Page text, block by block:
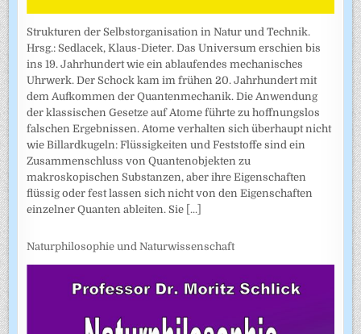
Strukturen der Selbstorganisation in Natur und Technik.
Hrsg.: Sedlacek, Klaus-Dieter. Das Universum erschien bis
ins 19. Jahrhundert wie ein ablaufendes mechanisches
Uhrwerk. Der Schock kam im frühen 20. Jahrhundert mit
dem Aufkommen der Quantenmechanik. Die Anwendung
der klassischen Gesetze auf Atome führte zu hoffnungslos
falschen Ergebnissen. Atome verhalten sich überhaupt nicht
wie Billardkugeln: Flüssigkeiten und Feststoffe sind ein
Zusammenschluss von Quantenobjekten zu
makroskopischen Substanzen, aber ihre Eigenschaften
flüssig oder fest lassen sich nicht von den Eigenschaften
einzelner Quanten ableiten. Sie [...]
Naturphilosophie und Naturwissenschaft